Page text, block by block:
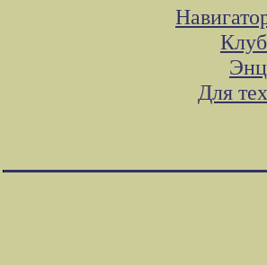
Для